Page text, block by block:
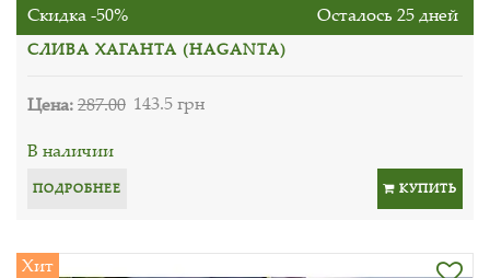
Скидка -50% Осталось 25 дней
СЛИВА ХАГАНТА (HAGANTA)
Цена:287.00 143.5 грн
В наличии
ПОДРОБНЕЕ КУПИТЬ
Хит